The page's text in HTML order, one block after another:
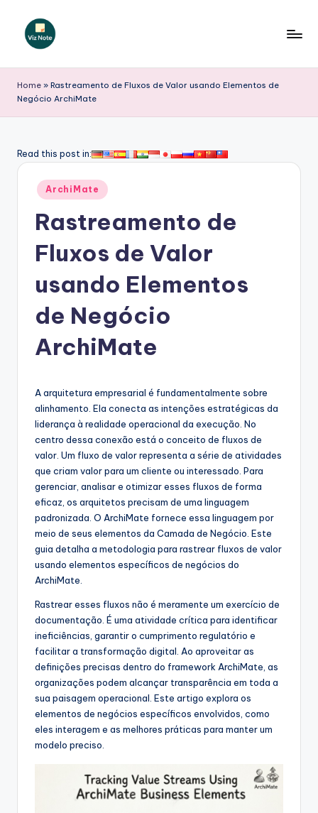
iz
N
t
A
si
&
S
o
Home » Rastreamento de Fluxos de Valor usando Elementos de
Negócio ArchiMate
Read this post in:
Posted
in
ArchiMate
Rastreamento de
Fluxos de Valor
usando Elementos
de Negócio
ArchiMate
A arquitetura empresarial é fundamentalmente sobre
alinhamento. Ela conecta as intenções estratégicas da
liderança à realidade operacional da execução. No
centro dessa conexão está o conceito de fluxos de
valor. Um fluxo de valor representa a série de atividades
que criam valor para um cliente ou interessado. Para
gerenciar, analisar e otimizar esses fluxos de forma
eficaz, os arquitetos precisam de uma linguagem
padronizada. O ArchiMate fornece essa linguagem por
meio de seus elementos da Camada de Negócio. Este
guia detalha a metodologia para rastrear fluxos de valor
usando elementos específicos de negócios do
ArchiMate.
Rastrear esses fluxos não é meramente um exercício de
documentação. É uma atividade crítica para identificar
ineficiências, garantir o cumprimento regulatório e
facilitar a transformação digital. Ao aproveitar as
definições precisas dentro do framework ArchiMate, as
organizações podem alcançar transparência em toda a
sua paisagem operacional. Este artigo explora os
elementos de negócios específicos envolvidos, como
eles interagem e as melhores práticas para manter um
modelo preciso.